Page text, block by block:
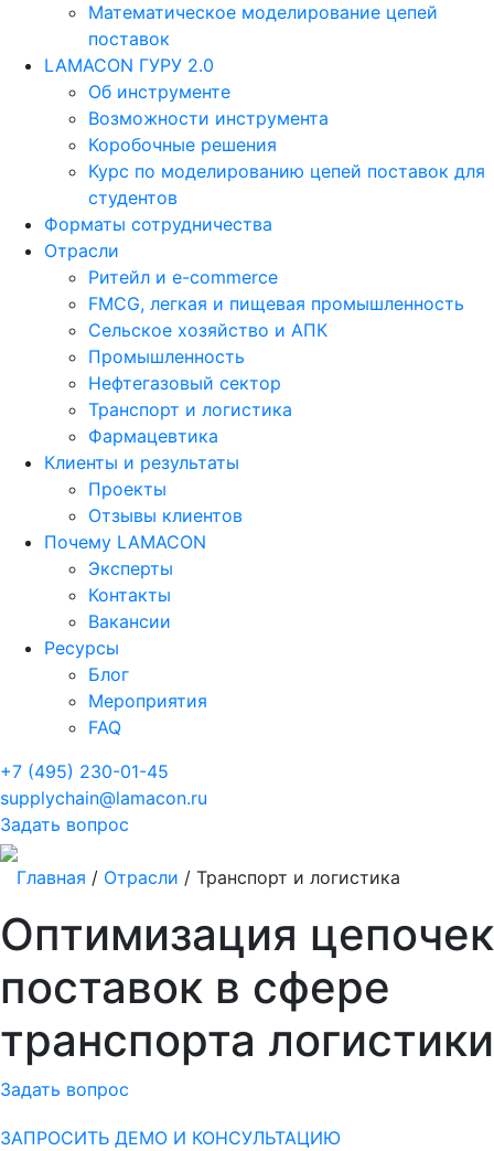
Математическое моделирование цепей
поставок
LAMACON ГУРУ 2.0
Об инструменте
Возможности инструмента
Коробочные решения
Курс по моделированию цепей поставок для
студентов
Форматы сотрудничества
Отрасли
Ритейл и e-commerce
FMCG, легкая и пищевая промышленность
Сельское хозяйство и АПК
Промышленность
Нефтегазовый сектор
Транспорт и логистика
Фармацевтика
Клиенты и результаты
Проекты
Отзывы клиентов
Почему LAMACON
Эксперты
Контакты
Вакансии
Ресурсы
Блог
Мероприятия
FAQ
+7 (495) 230-01-45
supplychain@lamacon.ru
Задать вопрос
Главная / Отрасли / Транспорт и логистика
Оптимизация цепочек
поставок в сфере
транспорта логистики
Задать вопрос
ЗАПРОСИТЬ ДЕМО И КОНСУЛЬТАЦИЮ